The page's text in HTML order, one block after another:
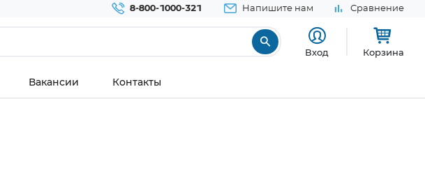
8-800-1000-321 Напишите нам Сравнение
Вход Корзина
Вакансии Контакты